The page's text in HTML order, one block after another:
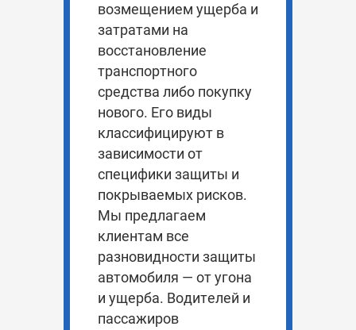
возмещением ущерба и
затратами на
восстановление
транспортного
средства либо покупку
нового. Его виды
классифицируют в
зависимости от
специфики защиты и
покрываемых рисков.
Мы предлагаем
клиентам все
разновидности защиты
автомобиля — от угона
и ущерба. Водителей и
пассажиров